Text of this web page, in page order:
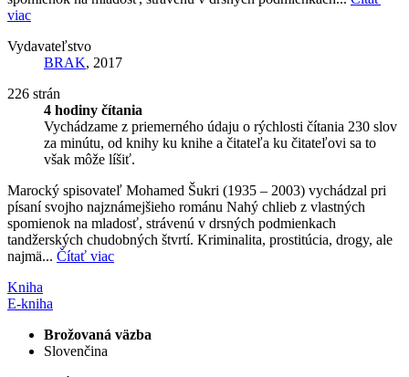
viac
Vydavateľstvo
BRAK, 2017
226 strán
4 hodiny čítania
Vychádzame z priemerného údaju o rýchlosti čítania 230 slov
za minútu, od knihy ku knihe a čitateľa ku čitateľovi sa to
však môže líšiť.
Marocký spisovateľ Mohamed Šukri (1935 – 2003) vychádzal pri
písaní svojho najznámejšieho románu Nahý chlieb z vlastných
spomienok na mladosť, strávenú v drsných podmienkach
tandžerských chudobných štvrtí. Kriminalita, prostitúcia, drogy, ale
najmä... Čítať viac
Kniha
E-kniha
Brožovaná väzba
Slovenčina